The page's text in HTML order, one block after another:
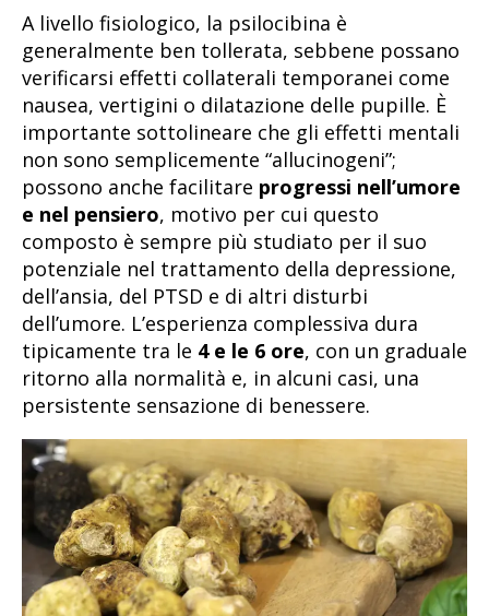
A livello fisiologico, la psilocibina è
generalmente ben tollerata, sebbene possano
verificarsi effetti collaterali temporanei come
nausea, vertigini o dilatazione delle pupille. È
importante sottolineare che gli effetti mentali
non sono semplicemente “allucinogeni”;
possono anche facilitare progressi nell’umore
e nel pensiero, motivo per cui questo
composto è sempre più studiato per il suo
potenziale nel trattamento della depressione,
dell’ansia, del PTSD e di altri disturbi
dell’umore. L’esperienza complessiva dura
tipicamente tra le 4 e le 6 ore, con un graduale
ritorno alla normalità e, in alcuni casi, una
persistente sensazione di benessere.